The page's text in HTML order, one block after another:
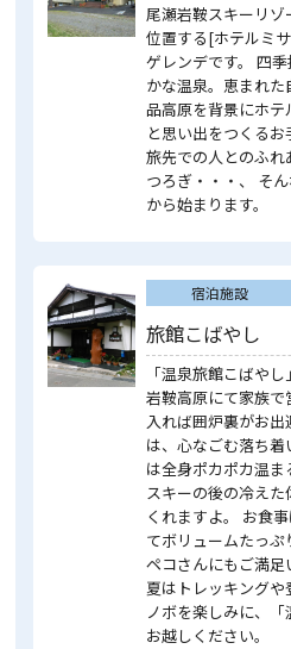
尾瀬岩鞍スキーリ
位置する[ホテルミ
ゲレンデです。 四
かな温泉。恵まれ
品高原を背景にホテ
と思い出をつくるお
旅先での人とのふれ
つろぎ・・・、 そ
から始まります。
宿泊施設
旅館こばやし
「温泉旅館こばや
岩鞍高原にて家族で
入れば囲炉裏がお
は、心なごむ落ち着
は全身ポカポカ温ま
スキーの後の冷え
くれますよ。 お食
てボリュームたっ
ペコさんにもご満足
夏はトレッキング
ノボを楽しみに、
お越しください。